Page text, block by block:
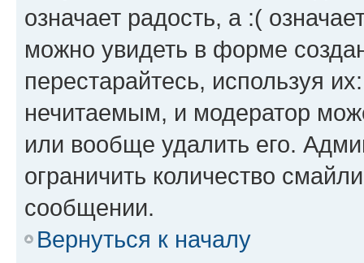
означает радость, а :(
можно увидеть в форме
перестарайтесь, используя
нечитаемым, и модератор
или вообще удалить его.
ограничить количество
сообщении.
Вернуться к началу